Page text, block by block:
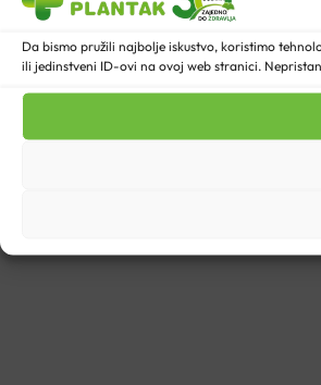
Da bismo pružili najbolje iskustvo, koristimo
ili jedinstveni ID-ovi na ovoj web stranici.